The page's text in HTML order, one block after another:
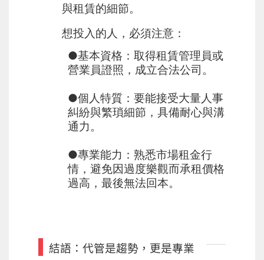
與租賃的細節。
想投入的人，必須注意：
●基本資格 ：取得租賃管理員或
營業員證照，成立合法公司。
●個人特質 ：要能接受大量人事
糾紛與繁瑣細節，具備耐心與溝
通力。
●專業能力 ：熟悉市場租金行
情，避免因過度樂觀而承租價格
過高，最後無法回本。
結語：代管是趨勢，更是專業